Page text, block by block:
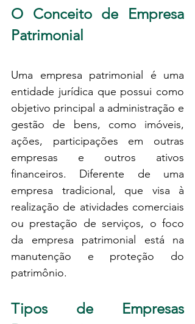
O Conceito de Empresa
Patrimonial
Uma empresa patrimonial é uma
entidade jurídica que possui como
objetivo principal a administração e
gestão de bens, como imóveis,
ações, participações em outras
empresas e outros ativos
financeiros. Diferente de uma
empresa tradicional, que visa à
realização de atividades comerciais
ou prestação de serviços, o foco
da empresa patrimonial está na
manutenção e proteção do
patrimônio.
Tipos de Empresas